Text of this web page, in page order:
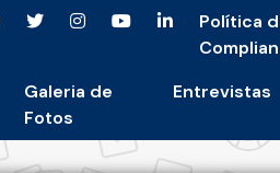
Política
Galeria de
Fotos
Entrevistas